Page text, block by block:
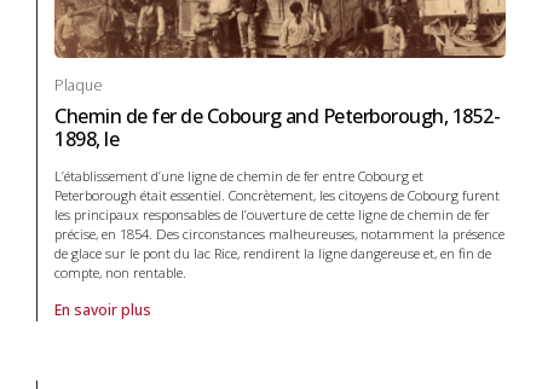
Plaque
Chemin de fer de Cobourg and Peterborough, 1852-
1898, le
L’établissement d’une ligne de chemin de fer entre Cobourg et
Peterborough était essentiel. Concrètement, les citoyens de Cobourg furent
les principaux responsables de l’ouverture de cette ligne de chemin de fer
précise, en 1854. Des circonstances malheureuses, notamment la présence
de glace sur le pont du lac Rice, rendirent la ligne dangereuse et, en fin de
compte, non rentable.
En savoir plus
À propos de Plaque Chemin de fer de Cobourg and Peterborough,